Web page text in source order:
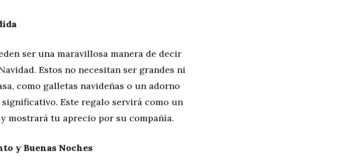
ser una maravillosa manera de decir
Estos no necesitan ser grandes ni
como galletas navideñas o un adorno
Este regalo servirá como un
mostrará tu aprecio por su compañía.
y Buenas Noches